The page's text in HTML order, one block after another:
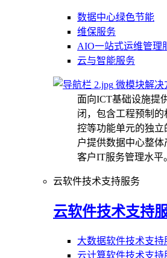
数据中心绿色节能
维保服务
AIO一站式运维管理
云与智能服务
微模块解决
面向ICT基础设施提
闭，包含工程预制
控等功能单元的独
户提供数据中心整
客户IT服务管理水平
云软件技术支持服务
云软件技术支持
大数据软件技术支持
云计算软件技术支持